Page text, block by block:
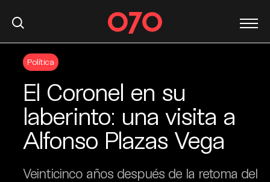
Política
El Coronel en su
laberinto: una visita a
Alfonso Plazas Vega
Veinticinco años después de la retoma del